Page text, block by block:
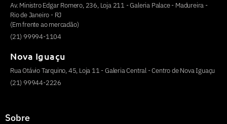
Av. Ministro Edgar Romero, 236, Loja 211 - Galeria Palace - Madureira -
Rio de Janeiro - RJ
(Em frente ao mercadão)
(21) 99994-1104
Nova Iguaçu
Rua Otávio Tarquino, 45, Loja 11 - Galeria Central - Centro de Nova Iguaçu
(21) 99944-2226
Sobre